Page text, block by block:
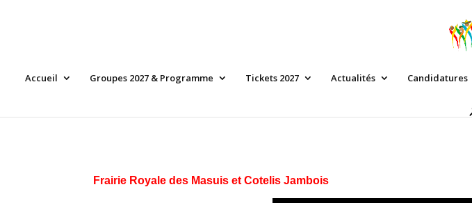
Accueil Groupes 2027 & Programme Tickets 2027 Actualités Candidatures
Frairie Royale des Masuis et Cotelis Jambois